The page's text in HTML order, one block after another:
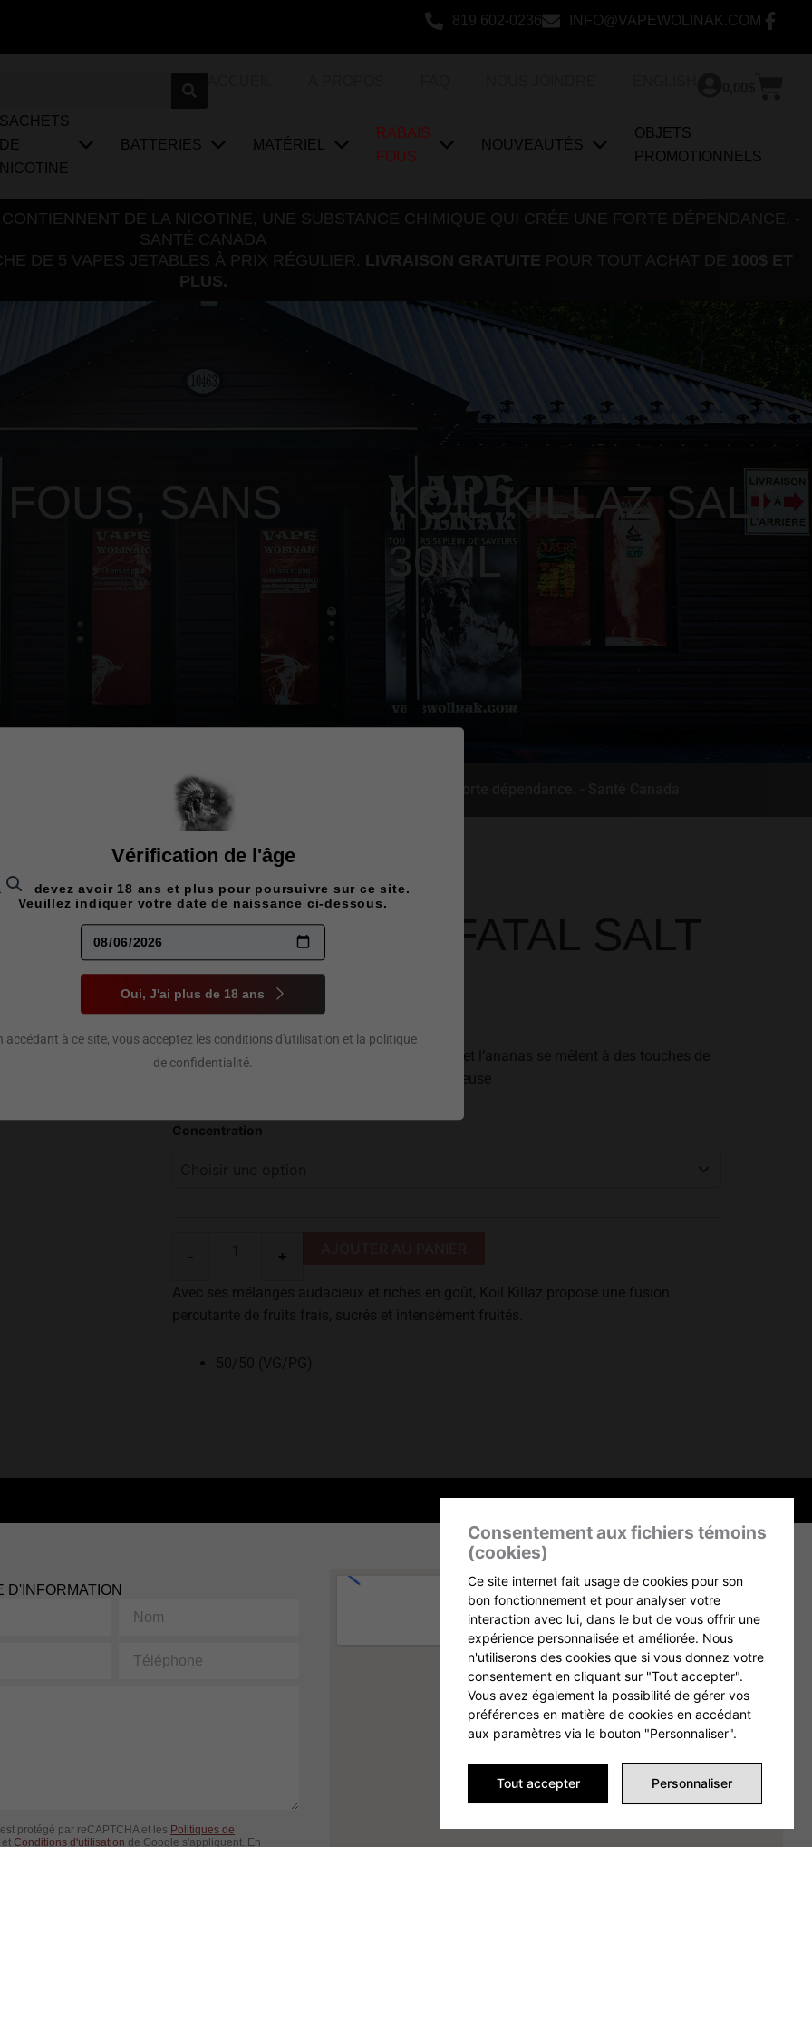
819 602-0236 INFO@VAPEWOLINAK.COM
SACHETS
DE
NICOTINE
BATTERIES MATÉRIEL
RABAIS
FOUS
NOUVEAUTÉS
OBJETS
PROMOTIONNELS
DE LA NICOTINE, UNE SUBSTANCE CHIMIQUE QUI CRÉE UNE FORTE DÉPENDANCE. -
SANTÉ CANADA
DE 5 VAPES JETABLES À PRIX RÉGULIER. LIVRAISON GRATUITE POUR TOUT ACHAT DE 100$ ET
PLUS.
, SANS
KOIL KILLAZ SALT
30ML
contiennent de la nicotine, une substance chimique qui crée une forte dépendance. - Santé Canada
KOIL KILLAZ FATAL SALT
30ML
24,00
Un coup de saveur fatal où l’orange sanguine et l’ananas se mêlent à des touches de
fraise, pour une saveur fruitée, riche et audacieuse
Concentration
quantité
-
+
Avec ses mélanges audacieux et riches en goût, Koil Killaz propose une fusion
percutante de fruits frais, sucrés et intensément fruités.
50/50 (VG/PG)
Vérification de l'âge
devez avoir 18 ans et plus pour poursuivre sur ce site.
Veuillez indiquer votre date de naissance ci-dessous.
Oui, J'ai plus de 18 ans
accédant à ce site, vous acceptez les conditions d'utilisation et la politique
de confidentialité.
D'INFORMATION
Téléphone
protégé par reCAPTCHA et les Politiques de
et Conditions d'utilisation de Google s'appliquent. En
Consentement aux fichiers témoins
(cookies)
Ce site internet fait usage de cookies pour son
bon fonctionnement et pour analyser votre
interaction avec lui, dans le but de vous offrir une
expérience personnalisée et améliorée. Nous
n'utiliserons des cookies que si vous donnez votre
consentement en cliquant sur "Tout accepter".
Vous avez également la possibilité de gérer vos
préférences en matière de cookies en accédant
aux paramètres via le bouton "Personnaliser".
Tout accepter Personnaliser